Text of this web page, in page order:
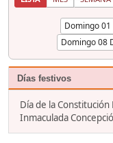
Días festivos
Día de la
Inmaculada